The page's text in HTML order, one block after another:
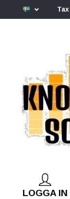
LOGGA IN